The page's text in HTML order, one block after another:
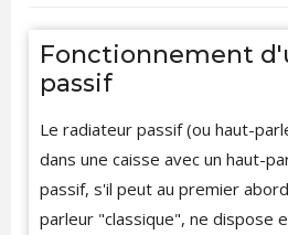
Fonctionnement
passif
Le radiateur passif (ou haut-
dans une caisse avec un haut-
passif, s'il peut au premier
parleur "classique", ne dispose